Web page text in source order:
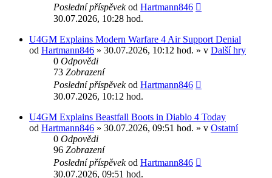
Poslední příspěvekod Hartmann846
30.07.2026, 10:28 hod.
U4GM Explains Modern Warfare 4 Air Support Denial
od Hartmann846 » 30.07.2026, 10:12 hod. » v Další hry
0 Odpovědi
73 Zobrazení
Poslední příspěvekod Hartmann846
30.07.2026, 10:12 hod.
U4GM Explains Beastfall Boots in Diablo 4 Today
od Hartmann846 » 30.07.2026, 09:51 hod. » v Ostatní
0 Odpovědi
96 Zobrazení
Poslední příspěvekod Hartmann846
30.07.2026, 09:51 hod.